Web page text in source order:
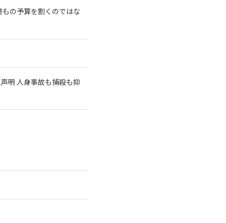
の予算を割くのではな
明 人身事故も捕殺も抑